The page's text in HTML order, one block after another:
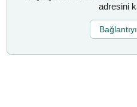
adresini